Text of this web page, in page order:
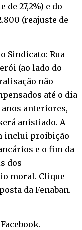
de 27,2%) e do
(reajuste de
Sindicato: Rua
(ao lado do
não
até o dia
anos anteriores,
anistiado. A
inclui proibição
e o fim da
dos
moral. Clique
da Fenaban.
Facebook.